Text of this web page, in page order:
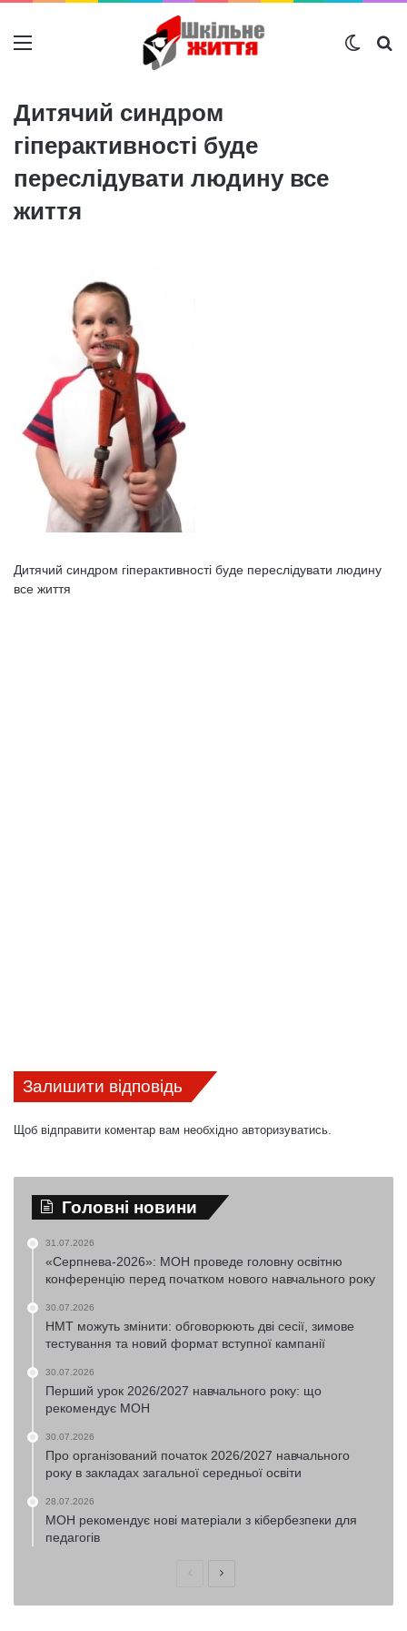
Меню
Дитячий синдром
гіперактивності буде
переслідувати людину все
життя
Дитячий синдром гіперактивності буде переслідувати людину
все життя
Залишити відповідь
Щоб відправити коментар вам необхідно авторизуватись.
Головні новини
31.07.2026
«Серпнева-2026»: МОН проведе головну освітню
конференцію перед початком нового навчального року
30.07.2026
НМТ можуть змінити: обговорюють дві сесії, зимове
тестування та новий формат вступної кампанії
30.07.2026
Перший урок 2026/2027 навчального року: що
рекомендує МОН
30.07.2026
Про організований початок 2026/2027 навчального
року в закладах загальної середньої освіти
28.07.2026
МОН рекомендує нові матеріали з кібербезпеки для
педагогів
ПопередняНаступна